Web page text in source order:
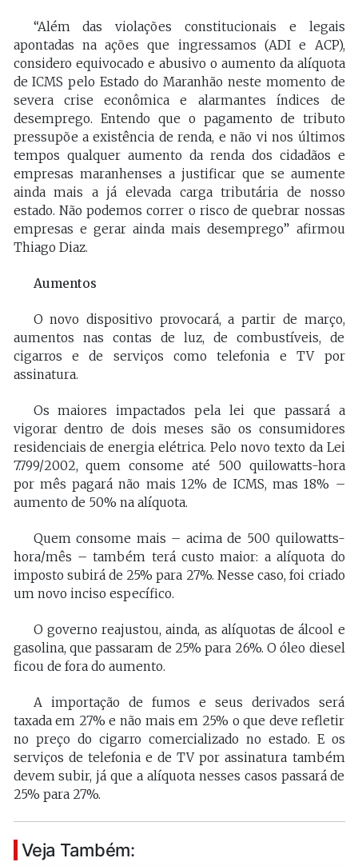
“Além das violações constitucionais e legais
apontadas na ações que ingressamos (ADI e ACP),
considero equivocado e abusivo o aumento da alíquota
de ICMS pelo Estado do Maranhão neste momento de
severa crise econômica e alarmantes índices de
desemprego. Entendo que o pagamento de tributo
pressupõe a existência de renda, e não vi nos últimos
tempos qualquer aumento da renda dos cidadãos e
empresas maranhenses a justificar que se aumente
ainda mais a já elevada carga tributária de nosso
estado. Não podemos correr o risco de quebrar nossas
empresas e gerar ainda mais desemprego” afirmou
Thiago Diaz.
Aumentos
O novo dispositivo provocará, a partir de março,
aumentos nas contas de luz, de combustíveis, de
cigarros e de serviços como telefonia e TV por
assinatura.
Os maiores impactados pela lei que passará a
vigorar dentro de dois meses são os consumidores
residenciais de energia elétrica. Pelo novo texto da Lei
7.799/2002, quem consome até 500 quilowatts-hora
por mês pagará não mais 12% de ICMS, mas 18% –
aumento de 50% na alíquota.
Quem consome mais – acima de 500 quilowatts-
hora/mês – também terá custo maior: a alíquota do
imposto subirá de 25% para 27%. Nesse caso, foi criado
um novo inciso específico.
O governo reajustou, ainda, as alíquotas de álcool e
gasolina, que passaram de 25% para 26%. O óleo diesel
ficou de fora do aumento.
A importação de fumos e seus derivados será
taxada em 27% e não mais em 25% o que deve refletir
no preço do cigarro comercializado no estado. E os
serviços de telefonia e de TV por assinatura também
devem subir, já que a alíquota nesses casos passará de
25% para 27%.
Veja Também: